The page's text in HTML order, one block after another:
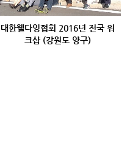
대한웰다잉협회 2016년 전국 워
크샵 (강원도 양구)